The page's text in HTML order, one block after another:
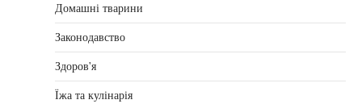
Домашні тварини
Законодавство
Здоров'я
Їжа та кулінарія